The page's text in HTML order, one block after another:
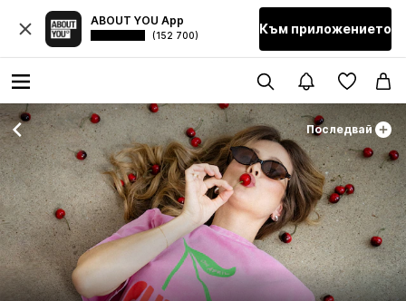
ABOUT YOU App
(152 700) Към приложението
Последвай